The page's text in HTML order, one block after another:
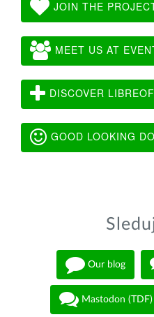
JOIN THE
MEET US AT
DISCOVER
GOOD LOOKING
Our blog
Mastodon (TDF)